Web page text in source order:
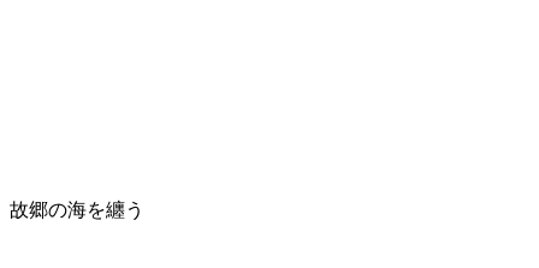
故郷の海を纏う